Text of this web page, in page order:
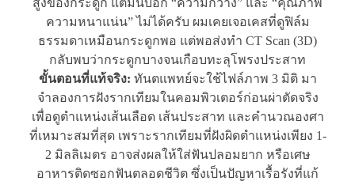
สูงของกระดูก แต่มันบอก “ความกว้าง” และ “คุณภาพ
ความหนาแน่น” ไม่ได้ครับ ผมเคยเจอเคสที่ดูฟิล์ม
ธรรมดาเหมือนกระดูกพอ แต่พอส่งทำ CT Scan (3D)
กลับพบว่ากระดูกบางจนเกือบทะลุโพรงประสาท
ขั้นตอนที่แท้จริง: ทันตแพทย์จะใช้ไฟล์ภาพ 3 มิติ มา
จำลองการฝังรากเทียมในคอมพิวเตอร์ก่อนผ่าตัดจริง
เพื่อดูตำแหน่งเส้นเลือด เส้นประสาท และคำนวณองศา
ที่เหมาะสมที่สุด เพราะรากเทียมที่ฝังผิดตำแหน่งเพียง 1-
2 มิลลิเมตร อาจส่งผลให้ใส่ฟันปลอมยาก หรือเศษ
อาหารติดซอกฟันตลอดชีวิต ซึ่งเป็นปัญหาเรื้อรังที่แก้